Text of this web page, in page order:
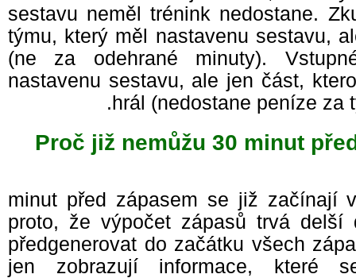
sestavu neměl trénink nedostane.
týmu, který měl nastavenu sestavu,
(ne za odehrané minuty).
nastavenu sestavu, ale jen část,
hrál (nedostane peníze
Proč již nemůžu 30 minut
30 minut před zápasem se již
proto, že výpočet zápasů trvá
předgenerovat do začátku všech
jen zobrazují informace,